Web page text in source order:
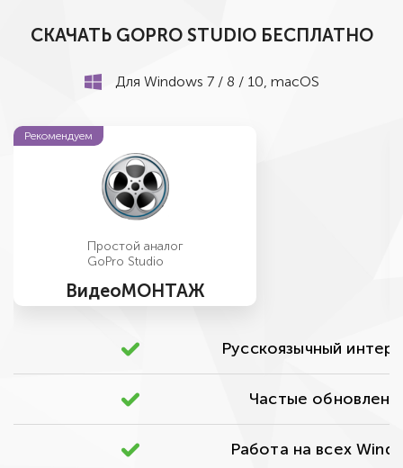
СКАЧАТЬ GOPRO STUDIO БЕСПЛАТНО
Для Windows 7 / 8 / 10, macOS
Рекомендуем
Простой аналог
GoPro Studio
ВидеоМОНТАЖ
Русскоязычный
Частые
Работа на всех